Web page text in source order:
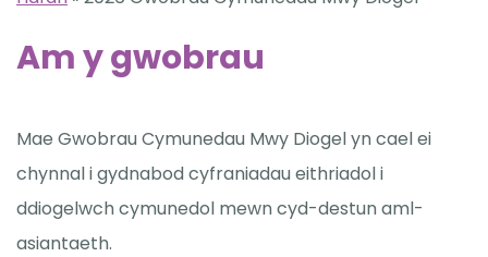
Am y gwobrau
Mae Gwobrau Cymunedau Mwy Diogel yn cael ei
chynnal i gydnabod cyfraniadau eithriadol i
ddiogelwch cymunedol mewn cyd-destun aml-
asiantaeth.